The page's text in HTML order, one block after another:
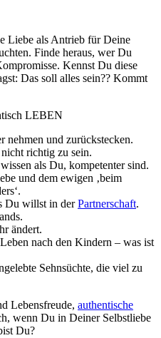
Liebe als Antrieb für Deine
Finde heraus, wer Du
Kennst Du diese
Das soll alles sein?? Kommt
LEBEN
nehmen und zurückstecken.
richtig zu sein.
als Du, kompetenter sind.
und dem ewigen ‚beim
Du willst in derPartnerschaft.
ändert.
nach den Kindern – was ist
Sehnsüchte, die viel zu
Lebensfreude, authentische
wenn Du in Deiner Selbstliebe
Du?